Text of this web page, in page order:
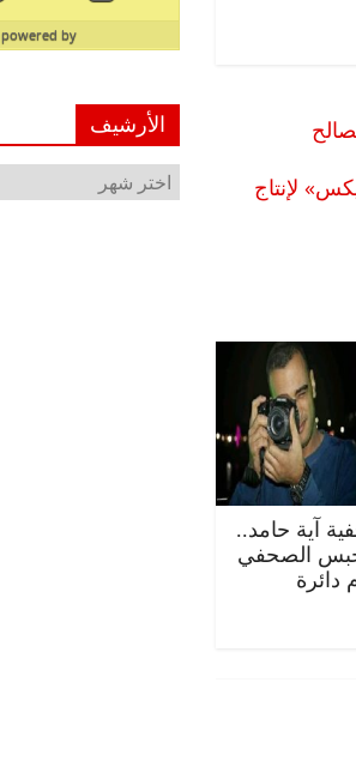
لإنتاج
آية حامد..
حبس الصحفي
دائرة
powered by
الأرشيف
الأرشيف